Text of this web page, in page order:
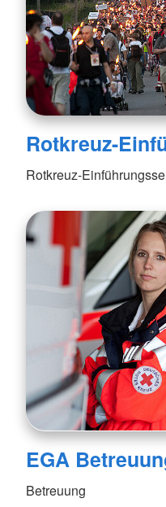
Rotkreuz-
Rotkreuz-
EGA
Betreuung